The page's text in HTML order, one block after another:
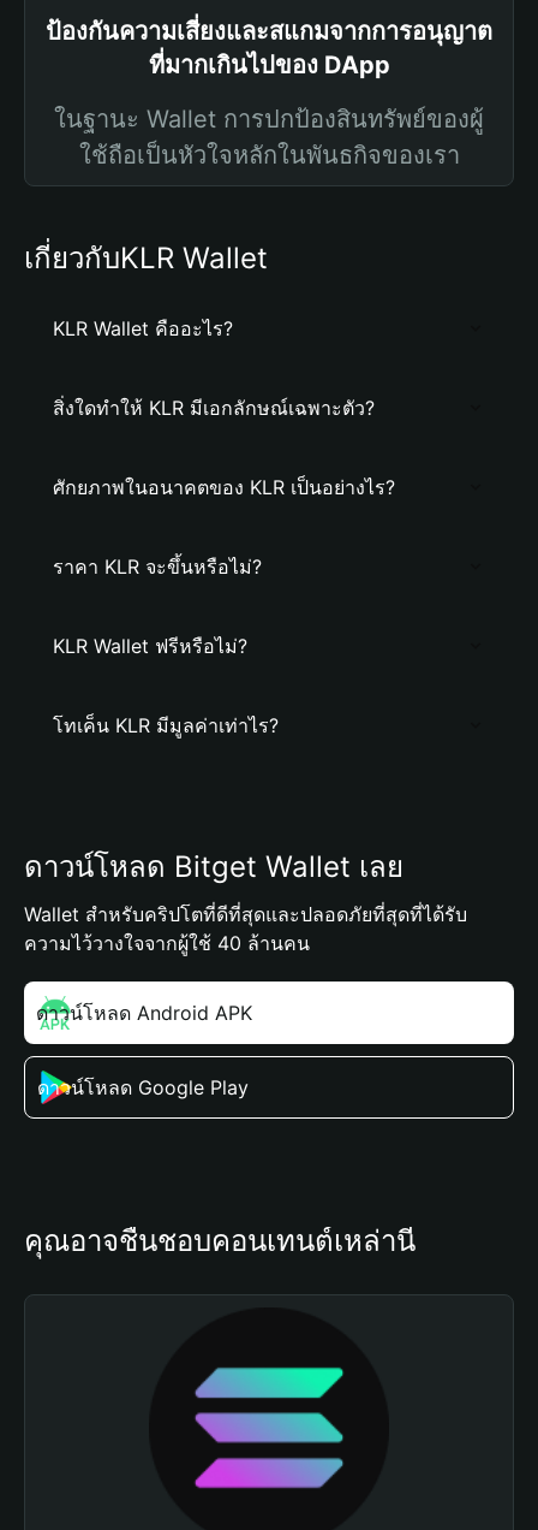
ป้องกันความเสี่ยงและสแกมจากการอนุญาต
ที่มากเกินไปของ DApp
ในฐานะ Wallet การปกป้องสินทรัพย์ของผู้
ใช้ถือเป็นหัวใจหลักในพันธกิจของเรา
เกี่ยวกับKLR Wallet
KLR Wallet คืออะไร?
สิ่งใดทำให้ KLR มีเอกลักษณ์เฉพาะตัว?
ศักยภาพในอนาคตของ KLR เป็นอย่างไร?
ราคา KLR จะขึ้นหรือไม่?
KLR Wallet ฟรีหรือไม่?
โทเค็น KLR มีมูลค่าเท่าไร?
ดาวน์โหลด Bitget Wallet เลย
Wallet สำหรับคริปโตที่ดีที่สุดและปลอดภัยที่สุดที่ได้รับ
ความไว้วางใจจากผู้ใช้ 40 ล้านคน
ดาวน์โหลด Android APK
ดาวน์โหลด Google Play
คุณอาจชื่นชอบคอนเทนต์เหล่านี้